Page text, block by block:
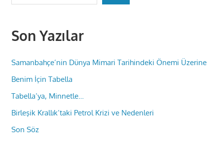
Son Yazılar
Samanbahçe’nin Dünya Mimari Tarihindeki Önemi Üzerine
Benim İçin Tabella
Tabella’ya, Minnetle…
Birleşik Krallık’taki Petrol Krizi ve Nedenleri
Son Söz